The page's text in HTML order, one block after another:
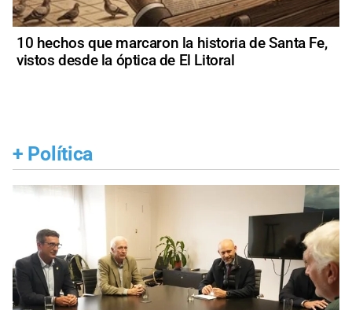
10 hechos que marcaron la historia de Santa Fe,
vistos desde la óptica de El Litoral
+ Política